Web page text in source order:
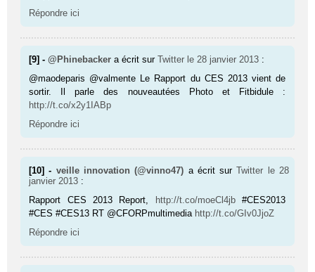
Répondre ici
[9] -@Phinebacker a écrit surTwitter le 28 janvier 2013 :
@maodeparis @valmente Le Rapport du CES 2013 vient de
sortir. Il parle des nouveautées Photo et Fitbidule :
http://t.co/x2y1IABp
Répondre ici
[10] - veille innovation (@vinno47) a écrit surTwitter le 28
janvier 2013 :
Rapport CES 2013 Report, http://t.co/moeCl4jb#CES2013
#CES #CES13 RT @CFORPmultimedia http://t.co/GIv0JjoZ
Répondre ici